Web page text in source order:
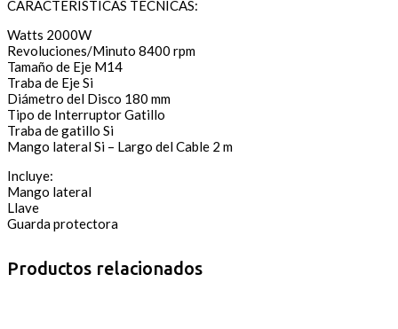
CARACTERISTICAS TÉCNICAS:
Watts 2000W
Revoluciones/Minuto 8400 rpm
Tamaño de Eje M14
Traba de Eje Si
Diámetro del Disco 180 mm
Tipo de Interruptor Gatillo
Traba de gatillo Si
Mango lateral Si – Largo del Cable 2 m
Incluye:
Mango lateral
Llave
Guarda protectora
Productos relacionados